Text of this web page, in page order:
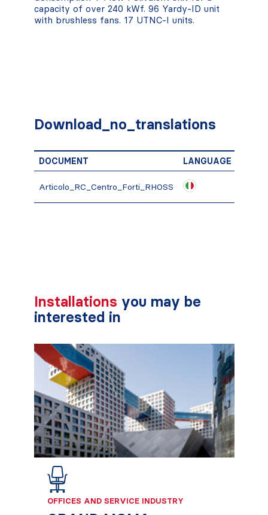
capacity of over 240 kWf. 96 Yardy-ID unit
with brushless fans. 17 UTNC-I units.
Download_no_translations
DOCUMENT LANGUAGE
Articolo_RC_Centro_Forti_RHOSS
Installations you may be
interested in
OFFICES AND SERVICE INDUSTRY